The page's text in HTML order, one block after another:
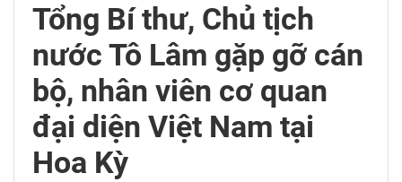
Tổng Bí thư, Chủ tịch
nước Tô Lâm gặp gỡ cán
bộ, nhân viên cơ quan
đại diện Việt Nam tại
Hoa Kỳ